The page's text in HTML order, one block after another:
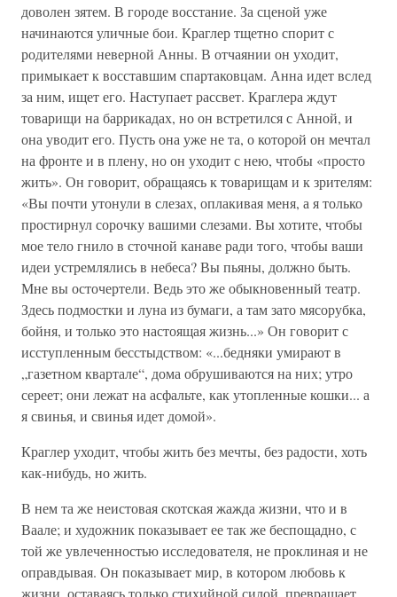
доволен зятем. В городе восстание. За сценой уже
начинаются уличные бои. Краглер тщетно спорит с
родителями неверной Анны. В отчаянии он уходит,
примыкает к восставшим спартаковцам. Анна идет вслед
за ним, ищет его. Наступает рассвет. Краглера ждут
товарищи на баррикадах, но он встретился с Анной, и
она уводит его. Пусть она уже не та, о которой он мечтал
на фронте и в плену, но он уходит с нею, чтобы «просто
жить». Он говорит, обращаясь к товарищам и к зрителям:
«Вы почти утонули в слезах, оплакивая меня, а я только
простирнул сорочку вашими слезами. Вы хотите, чтобы
мое тело гнило в сточной канаве ради того, чтобы ваши
идеи устремлялись в небеса? Вы пьяны, должно быть.
Мне вы осточертели. Ведь это же обыкновенный театр.
Здесь подмостки и луна из бумаги, а там зато мясорубка,
бойня, и только это настоящая жизнь...» Он говорит с
исступленным бесстыдством: «...бедняки умирают в
„газетном квартале“, дома обрушиваются на них; утро
сереет; они лежат на асфальте, как утопленные кошки... а
я свинья, и свинья идет домой».
Краглер уходит, чтобы жить без мечты, без радости, хоть
как-нибудь, но жить.
В нем та же неистовая скотская жажда жизни, что и в
Ваале; и художник показывает ее так же беспощадно, с
той же увлеченностью исследователя, не проклиная и не
оправдывая. Он показывает мир, в котором любовь к
жизни, оставаясь только стихийной силой, превращает